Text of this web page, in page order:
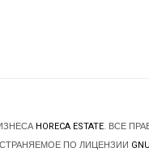
HORECA ESTATE. ВСЕ
ПО ЛИЦЕНЗИИ